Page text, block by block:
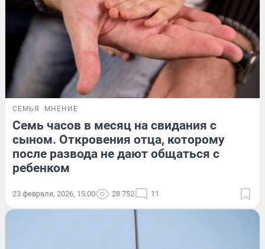
СЕМЬЯ МНЕНИЕ
Семь часов в месяц на свидания с
сыном. Откровения отца, которому
после развода не дают общаться с
ребенком
23 февраля, 2026, 15:00 28 752 11